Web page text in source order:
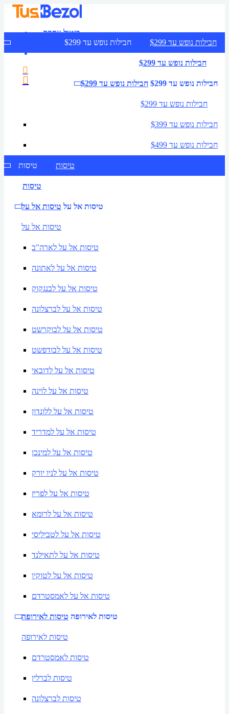
ביטול עסקה
צרו קשר
חבילות נופש עד $299 חבילות נופש עד $299
חבילות נופש עד $299
חבילות נופש עד $299 חבילות נופש עד $299
חבילות נופש עד $299
חבילות נופש עד $399
חבילות נופש עד $499
טיסות טיסות
טיסות
טיסות אל על טיסות אל על
טיסות אל על
טיסות אל על לארה"ב
טיסות אל על לאתונה
טיסות אל על לבנגקוק
טיסות אל על לברצלונה
טיסות אל על לבוקרשט
טיסות אל על לבודפשט
טיסות אל על לדובאי
טיסות אל על לוינה
טיסות אל על ללונדון
טיסות אל על למדריד
טיסות אל על למינכן
טיסות אל על לניו יורק
טיסות אל על לפריז
טיסות אל על לרומא
טיסות אל על לטביליסי
טיסות אל על לתאילנד
טיסות אל על לטוקיו
טיסות אל על לאמסטרדם
טיסות לאירופה טיסות לאירופה
טיסות לאירופה
טיסות לאמסטרדם
טיסות לברלין
טיסות לברצלונה